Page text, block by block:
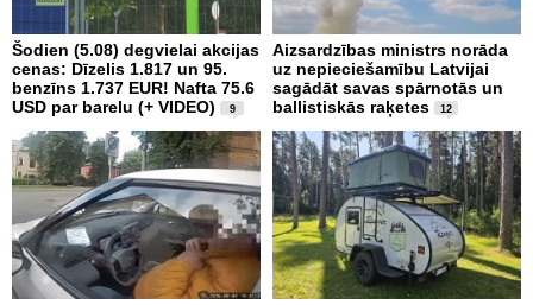
Šodien (5.08) degvielai akcijas
cenas: Dīzelis 1.817 un 95.
benzīns 1.737 EUR! Nafta 75.6
USD par barelu (+ VIDEO)
9
Aizsardzības ministrs norāda
uz nepieciešamību Latvijai
sagādāt savas spārnotās un
ballistiskās raķetes
12